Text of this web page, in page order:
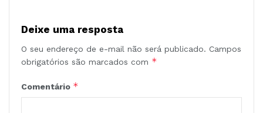
Deixe uma resposta
O seu endereço de e-mail não será publicado. Campos
obrigatórios são marcados com *
Comentário *